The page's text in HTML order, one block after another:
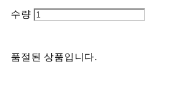
수량
품절된 상품입니다.